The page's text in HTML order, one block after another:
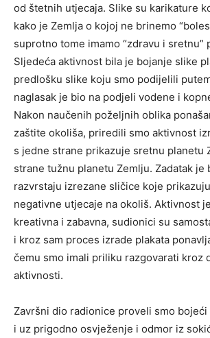
od štetnih utjecaja. Slike su karikature
kako je Zemlja o kojoj ne brinemo
suprotno tome imamo “zdravu i sretnu”
Sljedeća aktivnost bila je bojanje slike
predlošku slike koju smo podijelili
naglasak je bio na podjeli vodene i
Nakon naučenih poželjnih oblika
zaštite okoliša, priredili smo aktivnost
s jedne strane prikazuje sretnu planetu
strane tužnu planetu Zemlju. Zadatak je
razvrstaju izrezane sličice koje
negativne utjecaje na okoliš. Aktivnost
kreativna i zabavna, sudionici su
i kroz sam proces izrade plakata
čemu smo imali priliku razgovarati kroz
aktivnosti.
Završni dio radionice proveli smo
i uz prigodno osvježenje i odmor iz